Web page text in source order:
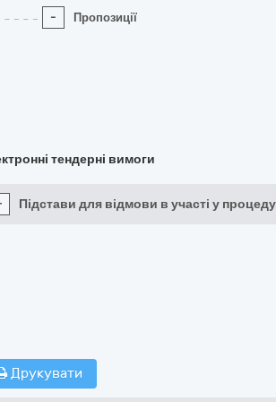
- Пропозиції
тендерні вимоги
Підстави для відмови в участі у
Друкувати